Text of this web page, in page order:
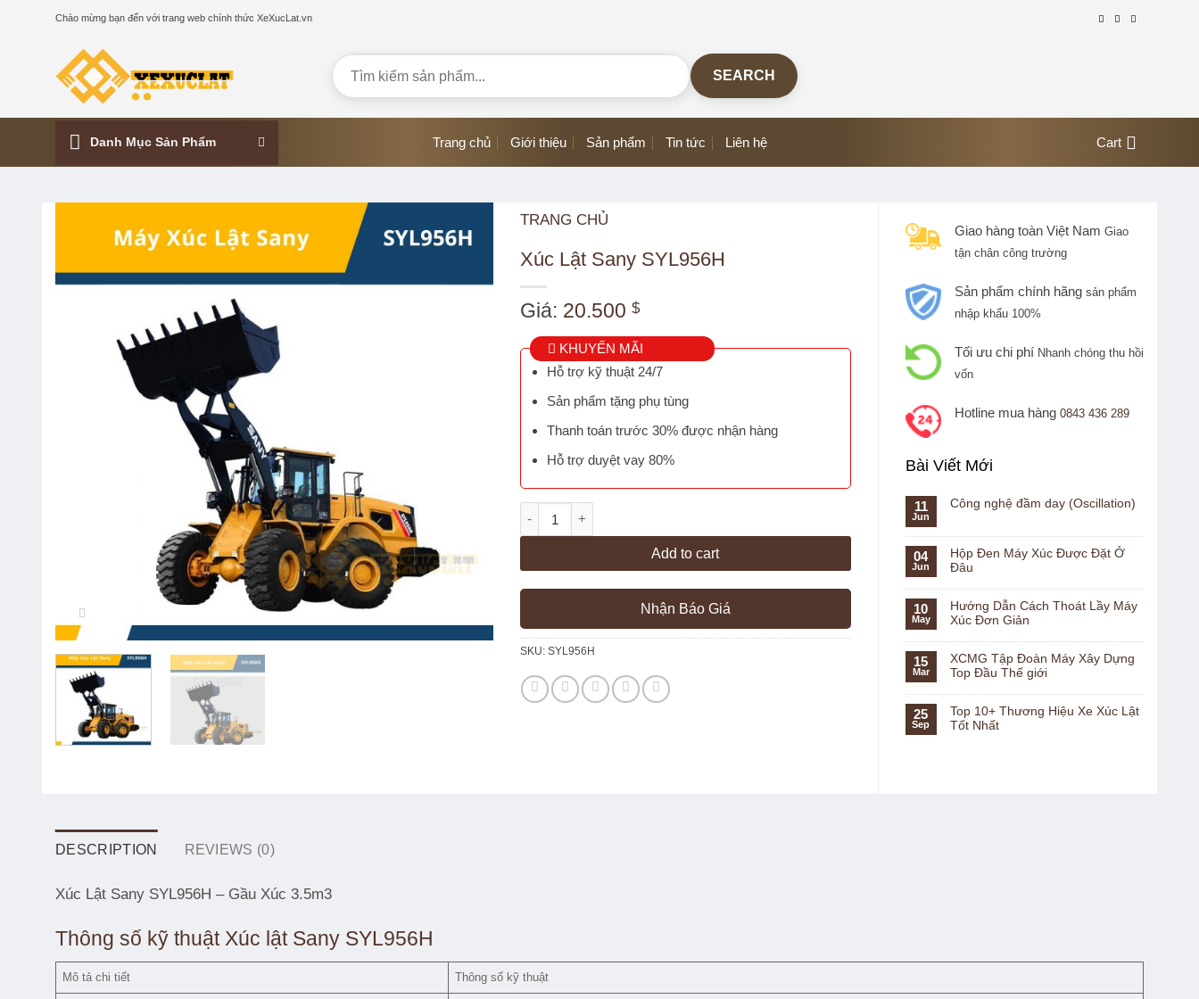
Chào mừng bạn đến với trang web chính thức XeXucLat.vn
SEARCH
Danh Mục Sản Phẩm Trang chủ Giới thiệu Sản phẩm Tin tức Liên hệ Cart
TRANG CHỦ
Xúc Lật Sany SYL956H
Giá: 20.500 $
KHUYẾN MÃI
Hỗ trợ kỹ thuật 24/7
Sản phẩm tặng phụ tùng
Thanh toán trước 30% được nhận hàng
Hỗ trợ duyệt vay 80%
Add to cart
Nhận Báo Giá
SKU: SYL956H
Giao hàng toàn Việt Nam Giao
tận chân công trường
Sản phẩm chính hãng sản phẩm
nhập khẩu 100%
Tối ưu chi phí Nhanh chóng thu hồi
vốn
Hotline mua hàng 0843 436 289
Bài Viết Mới
11
Jun
Công nghệ đầm day (Oscillation)
04
Jun
Hộp Đen Máy Xúc Được Đặt Ở
Đâu
10
May
Hướng Dẫn Cách Thoát Lầy Máy
Xúc Đơn Giản
15
Mar
XCMG Tập Đoàn Máy Xây Dựng
Top Đầu Thế giới
25
Sep
Top 10+ Thương Hiệu Xe Xúc Lật
Tốt Nhất
DESCRIPTION REVIEWS (0)
Xúc Lật Sany SYL956H – Gầu Xúc 3.5m3
Thông số kỹ thuật Xúc lật Sany SYL956H
Mô tả chi tiết Thông số kỹ thuật